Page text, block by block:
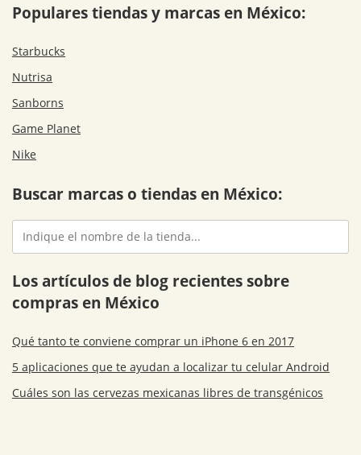
Populares tiendas y marcas en México:
Starbucks
Nutrisa
Sanborns
Game Planet
Nike
Buscar marcas o tiendas en México:
Los artículos de blog recientes sobre
compras en México
Qué tanto te conviene comprar un iPhone 6 en 2017
5 aplicaciones que te ayudan a localizar tu celular Android
Cuáles son las cervezas mexicanas libres de transgénicos